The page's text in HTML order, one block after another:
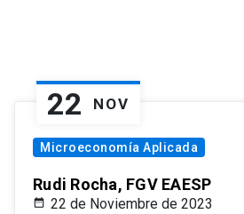
22 NOV
Microeconomía Aplicada
Rudi Rocha, FGV EAESP
22 de Noviembre de 2023